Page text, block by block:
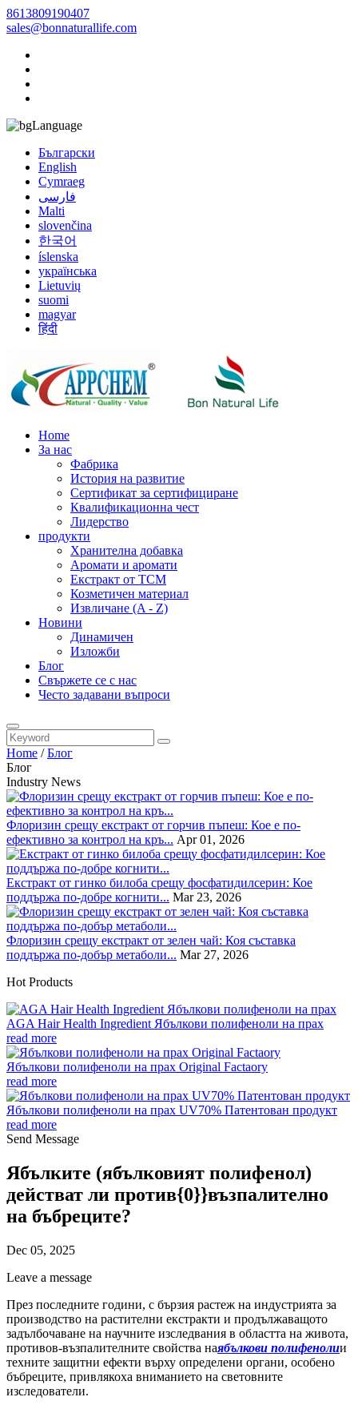
8613809190407
sales@bonnaturallife.com
Language
Български
English
Cymraeg
فارسی
Malti
slovenčina
한국어
íslenska
українська
Lietuvių
suomi
magyar
हिंदी
Home
За нас
Фабрика
История на развитие
Сертификат за сертифициране
Квалификационна чест
Лидерство
продукти
Хранителна добавка
Аромати и аромати
Екстракт от TCM
Козметичен материал
Извличане (A - Z)
Новини
Динамичен
Изложби
Блог
Свържете се с нас
Често задавани въпроси
Home /Блог
Блог
Industry News
Флоризин срещу екстракт от горчив пъпеш: Кое е по-
ефективно за контрол на кръ... Apr 01, 2026
Екстракт от гинко билоба срещу фосфатидилсерин: Кое
поддържа по-добре когнити... Mar 23, 2026
Флоризин срещу екстракт от зелен чай: Коя съставка
поддържа по-добър метаболи... Mar 27, 2026
Hot Products
AGA Hair Health Ingredient Ябълкови полифеноли на прах
read more
Ябълкови полифеноли на прах Original Factaory
read more
Ябълкови полифеноли на прах UV70% Патентован продукт
read more
Send Message
Ябълките (ябълковият полифенол)
действат ли против{0}}възпалително
на бъбреците?
Dec 05, 2025
Leave a message
През последните години, с бързия растеж на индустрията за
производство на растителни екстракти и продължаващото
задълбочаване на научните изследвания в областта на живота,
противов-възпалителните свойства наябълкови полифенолии
техните защитни ефекти върху определени органи, особено
бъбреците, привлякоха вниманието на световните
изследователи.